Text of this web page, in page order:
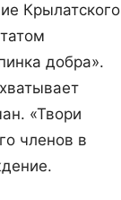
Крылатского
добра».
«Твори
членов в